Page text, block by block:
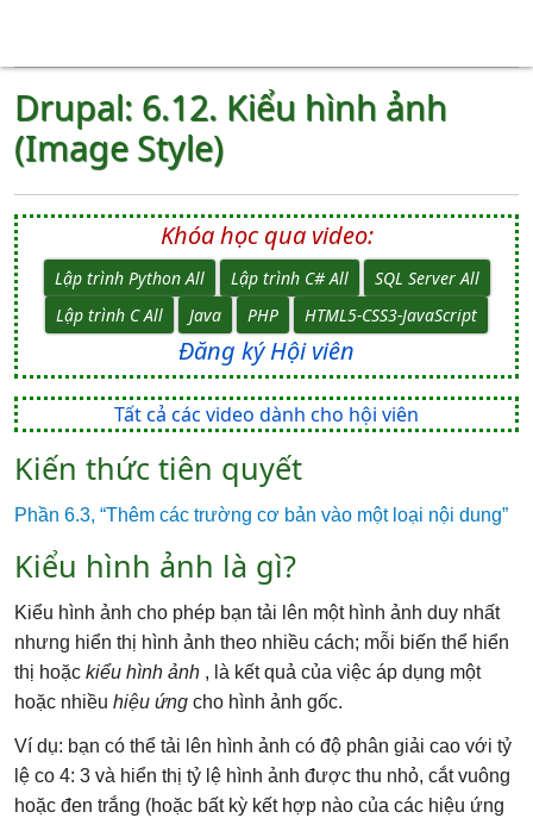
Drupal: 6.12. Kiểu hình ảnh
(Image Style)
Khóa học qua video:
Lập trình Python All Lập trình C# All
SQL Server All
Lập trình C All
Java PHP HTML5-CSS3-JavaScript
Đăng ký Hội viên
Tất cả các video dành cho hội viên
Kiến thức tiên quyết
Phần 6.3, “Thêm các trường cơ bản vào một loại nội dung”
Kiểu hình ảnh là gì?
Kiểu hình ảnh cho phép bạn tải lên một hình ảnh duy nhất
nhưng hiển thị hình ảnh theo nhiều cách; mỗi biến thể hiển
thị hoặc kiểu hình ảnh , là kết quả của việc áp dụng một
hoặc nhiều hiệu ứng cho hình ảnh gốc.
Ví dụ: bạn có thể tải lên hình ảnh có độ phân giải cao với tỷ
lệ co 4: 3 và hiển thị tỷ lệ hình ảnh được thu nhỏ, cắt vuông
hoặc đen trắng (hoặc bất kỳ kết hợp nào của các hiệu ứng